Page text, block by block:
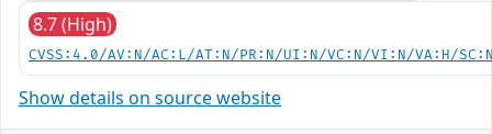
8.7 (High)
CVSS:4.0/AV:N/AC:L/AT:N/PR:N/UI:N/VC:N/VI:N/VA:H/
Show details on source website